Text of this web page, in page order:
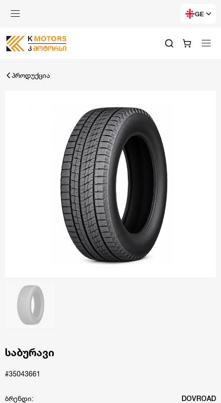
GE
პროდუქცია
საბურავი
#35043661
ბრენდი: DOVROAD